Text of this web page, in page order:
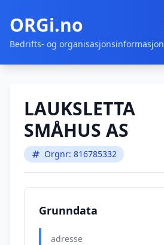
ORGi.no
Bedrifts- og organisasjonsinformasjon
LAUKSLETTA
SMÅHUS AS
Orgnr: 816785332
Grunndata
adresse